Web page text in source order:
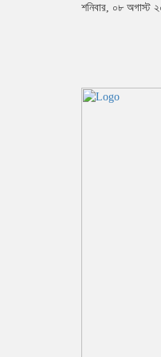
শনিবার, ০৮ অগাস্ট